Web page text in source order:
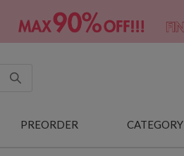
PREORDER CATEGORY